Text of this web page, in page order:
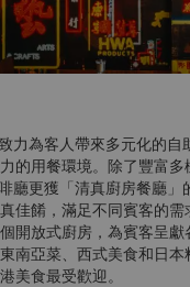
力為客人帶來多元化的自
的用餐環境。除了豐富多
廳更獲「清真廚房餐廳」
佳餚，滿足不同賓客的
開放式廚房，為賓客呈獻
南亞菜、西式美食和日本
美食最受歡迎。